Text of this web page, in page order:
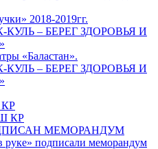
2018-2019гг.
– БЕРЕГ ЗДОРОВЬЯ И
«Баластан».
– БЕРЕГ ЗДОРОВЬЯ И
КР
КР
МЕМОРАНДУМ
руке» подписали меморандум